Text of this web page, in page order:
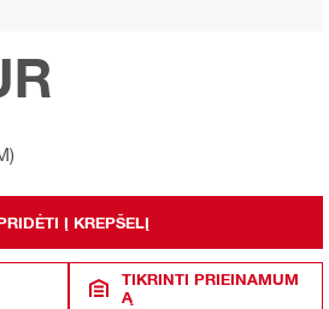
Į KREPŠELĮ
TIKRINTI PRIEINAMUM
Ą